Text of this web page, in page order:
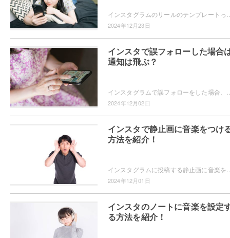
2024年12月23日
インスタで誤フォローした場合
通知は飛ぶ？
2024年12月02日
インスタで静止画に音楽をつけ
方法を紹介！
2024年12月01日
インスタのノートに音楽を設定
る方法を紹介！